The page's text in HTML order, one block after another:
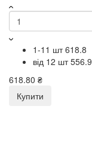
1-11 шт618.8
від 12 шт
618.80 ₴
Купити